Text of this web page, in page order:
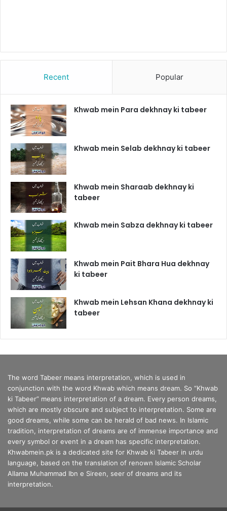
Recent Popular
Khwab mein Para dekhnay ki tabeer
Khwab mein Selab dekhnay ki tabeer
Khwab mein Sharaab dekhnay ki
tabeer
Khwab mein Sabza dekhnay ki tabeer
Khwab mein Pait Bhara Hua dekhnay
ki tabeer
Khwab mein Lehsan Khana dekhnay ki
tabeer
The word Tabeer means interpretation, which is used in
conjunction with the word Khwab which means dream. So “Khwab
ki Tabeer” means interpretation of a dream. Every person dreams,
which are mostly obscure and subject to interpretation. Some are
good dreams, while some can be herald of bad news. In Islamic
tradition, interpretation of dreams are of immense importance and
every symbol or event in a dream has specific interpretation.
Khwabmein.pk is a dedicated site for Khwab ki Tabeer in urdu
language, based on the translation of renown Islamic Scholar
Allama Muhammad Ibn e Sireen, seer of dreams and its
interpretation.